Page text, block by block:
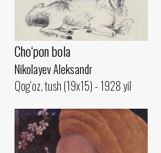
Cho‘pon bola
Nikolayev Aleksandr
Qog‘oz, tush (19x15) - 1928 yil